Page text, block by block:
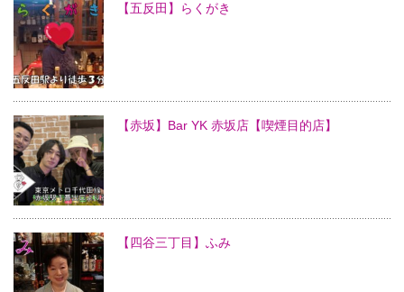
【五反田】らくがき
【赤坂】Bar YK 赤坂店【喫煙目的店】
【四谷三丁目】ふみ